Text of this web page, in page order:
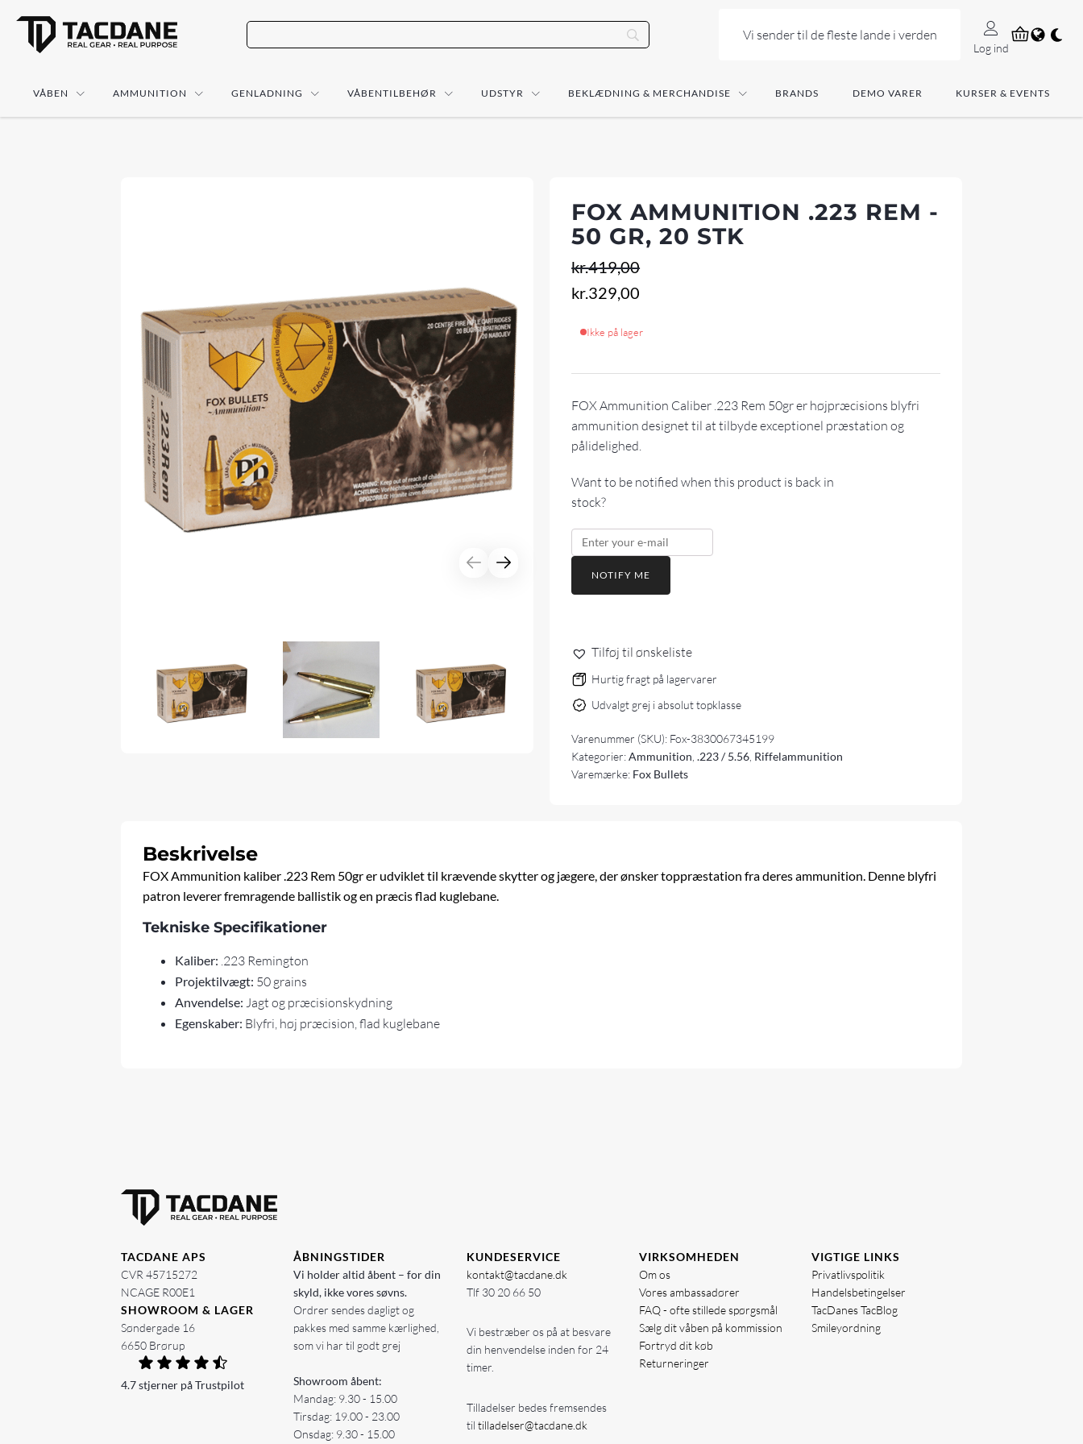
Vi sender til de fleste lande i verden
Log ind
VÅBEN AMMUNITION GENLADNING VÅBENTILBEHØR UDSTYR BEKLÆDNING & MERCHANDISE BRANDS DEMO VARER KURSER & EVENTS
FOX AMMUNITION .223 REM -
50 GR, 20 STK
kr.419,00
Den
var:
kr.329,00
er:
Ikke på lager
FOX Ammunition Caliber .223 Rem 50gr er højpræcisions blyfri
ammunition designet til at tilbyde exceptionel præstation og
pålidelighed.
Want to be notified when this product is back in
stock?
NOTIFY ME
Tilføj til ønskeliste
Hurtig fragt på lagervarer
Udvalgt grej i absolut topklasse
Varenummer (SKU): Fox-3830067345199
Kategorier:Ammunition ,.223 / 5.56 Riffelammunition
Varemærke: Fox Bullets
Beskrivelse
FOX Ammunition kaliber .223 Rem 50gr er udviklet til krævende skytter og jægere, der ønsker toppræstation fra deres ammunition. Denne blyfri
patron leverer fremragende ballistik og en præcis flad kuglebane.
Tekniske Specifikationer
Kaliber: .223 Remington
Projektilvægt: 50 grains
Anvendelse: Jagt og præcisionskydning
Egenskaber: Blyfri, høj præcision, flad kuglebane
TACDANE APS
CVR 45715272
NCAGE R00E1
SHOWROOM & LAGER
Søndergade 16
6650 Brørup
4.7 stjerner på Trustpilot
ÅBNINGSTIDER
Vi holder altid åbent – for din
skyld, ikke vores søvns.
Ordrer sendes dagligt og
pakkes med samme kærlighed,
som vi har til godt grej
Showroom åbent:
Mandag: 9.30 - 15.00
Tirsdag: 19.00 - 23.00
Onsdag: 9.30 - 15.00
KUNDESERVICE
kontakt@tacdane.dk
Tlf 30 20 66 50
Vi bestræber os på at besvare
din henvendelse inden for 24
timer.
Tilladelser bedes fremsendes
til tilladelser@tacdane.dk
VIRKSOMHEDEN
Om os
Vores ambassadører
FAQ - ofte stillede spørgsmål
Sælg dit våben på kommission
Fortryd dit køb
Returneringer
VIGTIGE LINKS
Privatlivspolitik
Handelsbetingelser
TacDanes TacBlog
Smileyordning